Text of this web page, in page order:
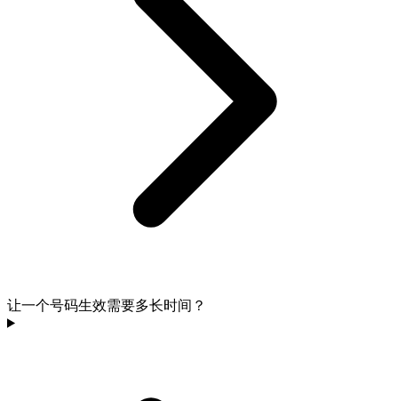
让一个号码生效需要多长时间？